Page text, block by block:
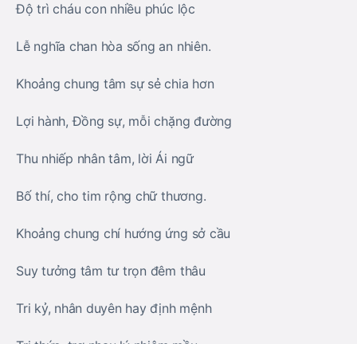
Độ trì cháu con nhiều phúc lộc
Lễ nghĩa chan hòa sống an nhiên.
Khoảng chung tâm sự sẻ chia hơn
Lợi hành, Đồng sự, mỗi chặng đường
Thu nhiếp nhân tâm, lời Ái ngữ
Bố thí, cho tim rộng chữ thương.
Khoảng chung chí hướng ứng sở cầu
Suy tưởng tâm tư trọn đêm thâu
Tri kỷ, nhân duyên hay định mệnh